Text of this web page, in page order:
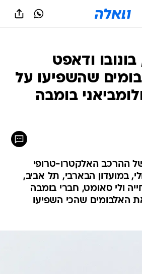
בונובו ודאפט
שהשפיעו על
בומבה
ההרכב האלקטרו-טרופי
ב-23 ביולי, במועדון הבארבי, תל אביב,
ולי סאומט, חברי בומבה
האלבומים שהכי השפיעו